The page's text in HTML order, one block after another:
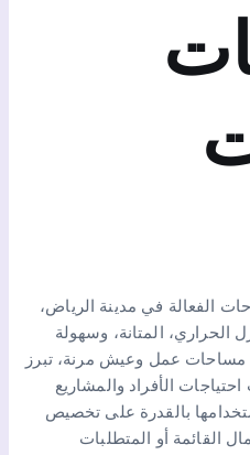
الفعالة في مدينة الرياض،
الحراري، المتانة، وسهولة
مساحات عمل وعيش مرنة، تبرز
الأفراد والمشاريع
بالقدرة على تخصيص
القائمة أو المتطلبات